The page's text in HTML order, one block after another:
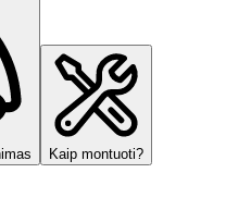
Kaip montuoti?